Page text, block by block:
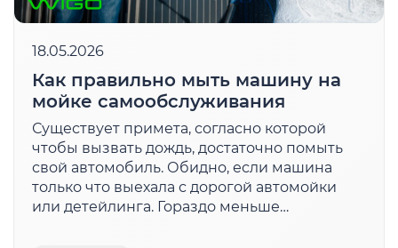
18.05.2026
Как правильно мыть машину на
мойке самообслуживания
Существует примета, согласно которой
чтобы вызвать дождь, достаточно помыть
свой автомобиль. Обидно, если машина
только что выехала с дорогой автомойки
или детейлинга. Гораздо меньше